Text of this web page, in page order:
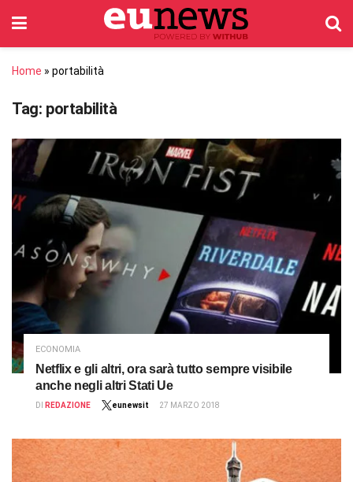
Home » portabilità
Tag: portabilità
ECONOMIA
Netflix e gli altri, ora sarà tutto sempre visibile
anche negli altri Stati Ue
DI REDAZIONE eunewsit 27 MARZO 2018